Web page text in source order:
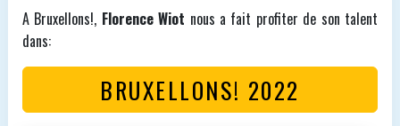
A Bruxellons!, Florence Wiot nous a fait profiter de son talent
dans:
BRUXELLONS! 2022